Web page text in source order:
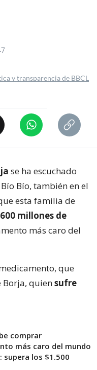
y transparencia de BBCL
se ha escuchado
Bío, también en el
esta familia de
millones de
más caro del
que
Borja, quiensufre
comprar
más caro del mundo
supera los $1.500